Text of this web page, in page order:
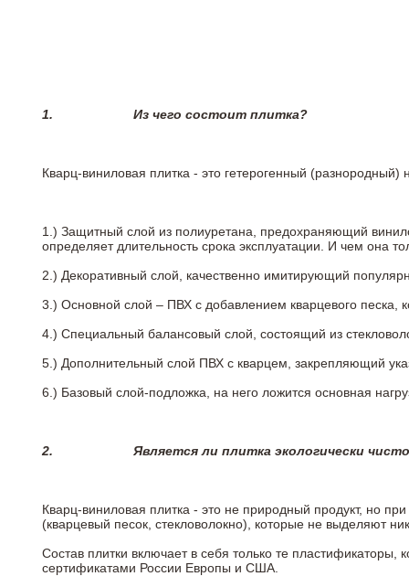
1. Из чего состоит плитка?
Кварц-виниловая плитка - это гетерогенный
1.) Защитный слой из полиуретана, предохраняющий
определяет длительность срока эксплуатации. И чем она
2.) Декоративный слой, качественно имитирующий
3.) Основной слой – ПВХ с добавлением кварцевого песка,
4.) Специальный балансовый слой, состоящий из
5.) Дополнительный слой ПВХ с кварцем, закрепляющий
6.) Базовый слой-подложка, на него ложится основная
2. Является ли плитка экологически
Кварц-виниловая плитка - это не природный продукт, но
(кварцевый песок, стекловолокно), которые не выделяют
Состав плитки включает в себя только те
сертификатами России Европы и США.